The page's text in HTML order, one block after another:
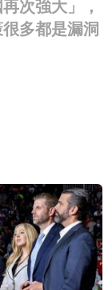
次強大」，
多都是漏洞